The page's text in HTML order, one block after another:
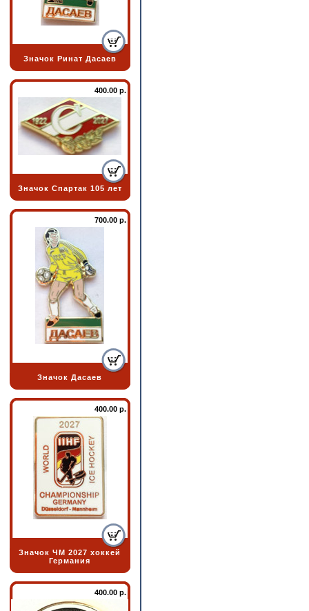
Значок Ринат Дасаев
400.00 р.
Значок Спартак 105 лет
700.00 р.
Значок Дасаев
400.00 р.
Значок ЧМ 2027 хоккей
Германия
400.00 р.